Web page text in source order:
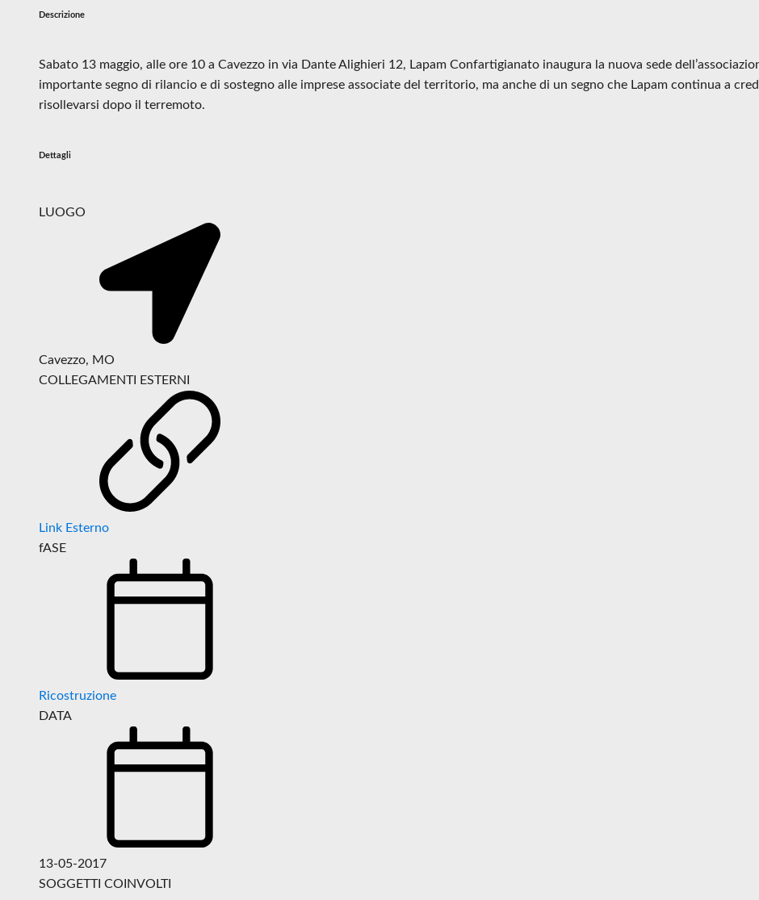
Descrizione
Sabato 13 maggio, alle ore 10 a Cavezzo in via Dante Alighieri 12, Lapam Confartigianato inaugura la nuova sede
importante segno di rilancio e di sostegno alle imprese associate del territorio, ma anche di un segno che Lapam continua a
risollevarsi dopo il terremoto.
Dettagli
LUOGO
Cavezzo, MO
COLLEGAMENTI ESTERNI
Link Esterno
fASE
Ricostruzione
DATA
13-05-2017
SOGGETTI COINVOLTI